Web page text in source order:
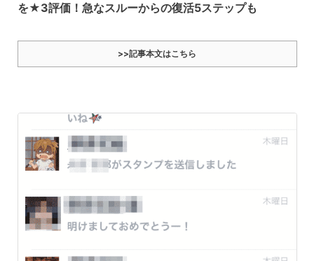
を★3評価！急なスルーからの復活5ステップも
>>記事本文はこちら